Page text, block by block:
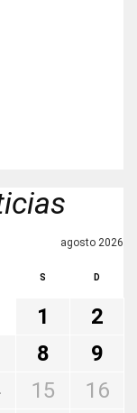
agosto 2026
S D
1
2
8
9
15
16